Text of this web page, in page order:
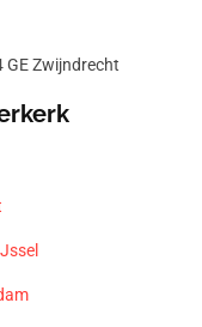
GE Zwijndrecht